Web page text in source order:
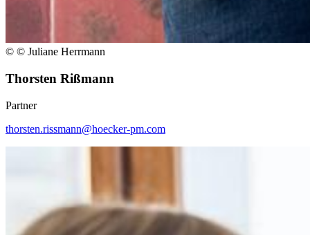
© © Juliane Herrmann
Thorsten Rißmann
Partner
thorsten.rissmann@hoecker-pm.com